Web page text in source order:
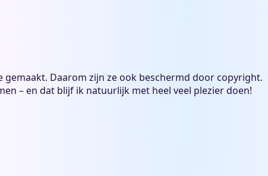
gemaakt. Daarom zijn ze ook beschermd door copyright.
– en dat blijf ik natuurlijk met heel veel plezier doen!